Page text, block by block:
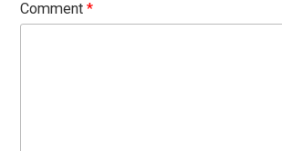
Comment*